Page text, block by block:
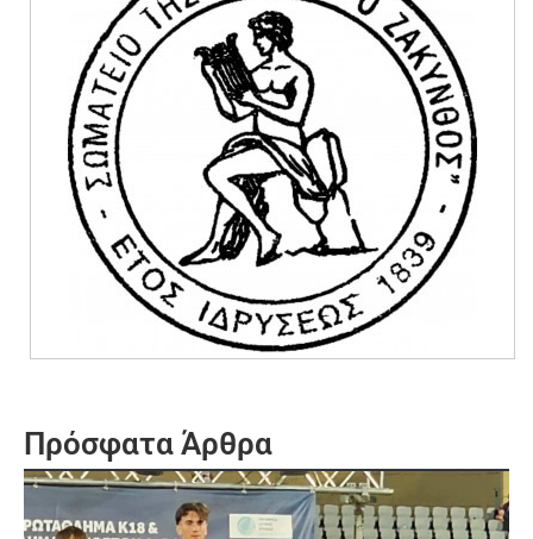
Πρόσφατα Άρθρα